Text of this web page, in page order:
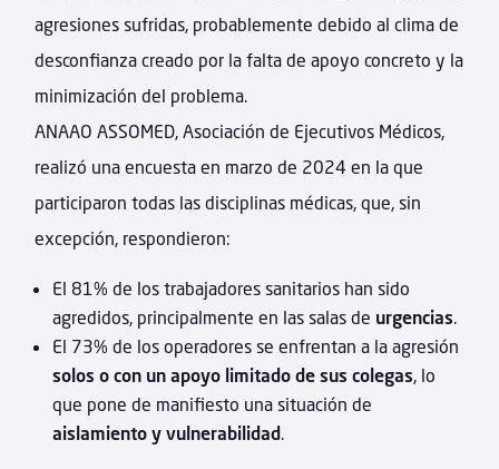
agresiones sufridas, probablemente debido al clima de
desconfianza creado por la falta de apoyo concreto y la
minimización del problema.
ANAAO ASSOMED, Asociación de Ejecutivos Médicos,
realizó una encuesta en marzo de 2024 en la que
participaron todas las disciplinas médicas, que, sin
excepción, respondieron:
El 81% de los trabajadores sanitarios han sido
agredidos, principalmente en las salas de urgencias.
El 73% de los operadores se enfrentan a la agresión
solos o con un apoyo limitado de sus colegas, lo
que pone de manifiesto una situación de
aislamiento y vulnerabilidad.